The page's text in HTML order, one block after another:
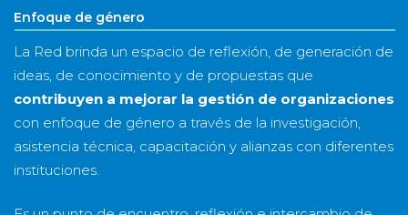
Enfoque de género
La Red brinda un espacio de reflexión, de generación de
ideas, de conocimiento y de propuestas que
contribuyen a mejorar la gestión de organizaciones
con enfoque de género a través de la investigación,
asistencia técnica, capacitación y alianzas con diferentes
instituciones.